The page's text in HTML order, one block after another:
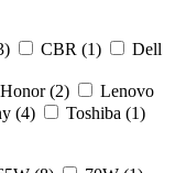
) CBR (1)
Dell
Honor (2)
Lenovo
(4) Toshiba (1)